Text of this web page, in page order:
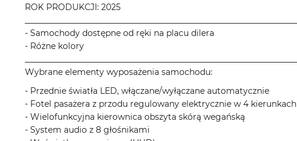
ROK PRODUKCJI: 2025
- Samochody dostępne od ręki na placu dilera
- Różne kolory
Wybrane elementy wyposażenia samochodu:
- Przednie światła LED, włączane/wyłączane automatycznie
- Fotel pasażera z przodu regulowany elektrycznie w 4 kierunkach
- Wielofunkcyjna kierownica obszyta skórą wegańską
- System audio z 8 głośnikami